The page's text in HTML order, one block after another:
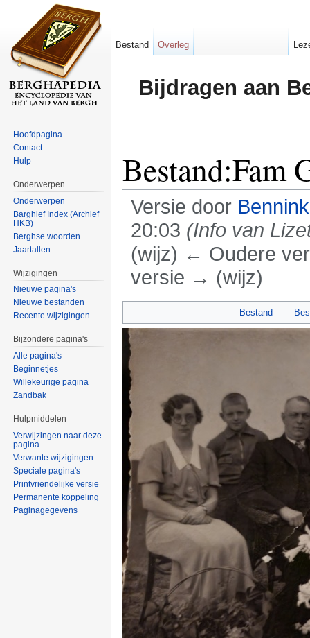
Bijdragen aan
Bestand:Fam
Versie door
20:03 (Info van
(wijz) ← Oudere
versie → (wijz)
Bestand
Bestand Overleg
Hoofdpagina
Contact
Hulp
Onderwerpen
Onderwerpen
Barghief Index (Archief
HKB)
Berghse woorden
Jaartallen
Wijzigingen
Nieuwe pagina's
Nieuwe bestanden
Recente wijzigingen
Bijzondere pagina's
Alle pagina's
Beginnetjes
Willekeurige pagina
Zandbak
Hulpmiddelen
Verwijzingen naar deze
pagina
Verwante wijzigingen
Speciale pagina's
Printvriendelijke versie
Permanente koppeling
Paginagegevens